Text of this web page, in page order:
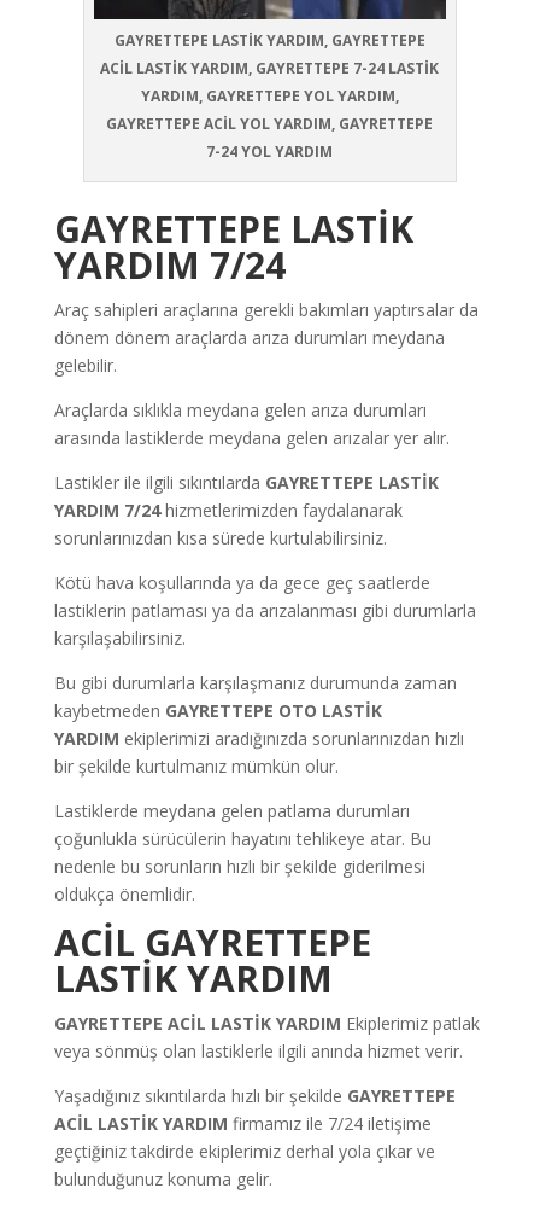
GAYRETTEPE LASTİK YARDIM, GAYRETTEPE
ACİL LASTİK YARDIM, GAYRETTEPE 7-24 LASTİK
YARDIM, GAYRETTEPE YOL YARDIM,
GAYRETTEPE ACİL YOL YARDIM, GAYRETTEPE
7-24 YOL YARDIM
GAYRETTEPE LASTİK
YARDIM 7/24
Araç sahipleri araçlarına gerekli bakımları yaptırsalar da
dönem dönem araçlarda arıza durumları meydana
gelebilir.
Araçlarda sıklıkla meydana gelen arıza durumları
arasında lastiklerde meydana gelen arızalar yer alır.
Lastikler ile ilgili sıkıntılarda GAYRETTEPE LASTİK
YARDIM 7/24 hizmetlerimizden faydalanarak
sorunlarınızdan kısa sürede kurtulabilirsiniz.
Kötü hava koşullarında ya da gece geç saatlerde
lastiklerin patlaması ya da arızalanması gibi durumlarla
karşılaşabilirsiniz.
Bu gibi durumlarla karşılaşmanız durumunda zaman
kaybetmeden GAYRETTEPE OTO LASTİK
YARDIM ekiplerimizi aradığınızda sorunlarınızdan hızlı
bir şekilde kurtulmanız mümkün olur.
Lastiklerde meydana gelen patlama durumları
çoğunlukla sürücülerin hayatını tehlikeye atar. Bu
nedenle bu sorunların hızlı bir şekilde giderilmesi
oldukça önemlidir.
ACİL GAYRETTEPE
LASTİK YARDIM
GAYRETTEPE ACİL LASTİK YARDIM Ekiplerimiz patlak
veya sönmüş olan lastiklerle ilgili anında hizmet verir.
Yaşadığınız sıkıntılarda hızlı bir şekilde GAYRETTEPE
ACİL LASTİK YARDIM firmamız ile 7/24 iletişime
geçtiğiniz takdirde ekiplerimiz derhal yola çıkar ve
bulunduğunuz konuma gelir.